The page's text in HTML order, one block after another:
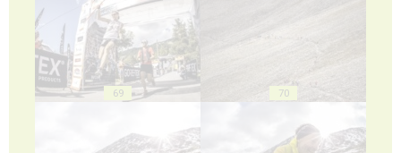
69 70